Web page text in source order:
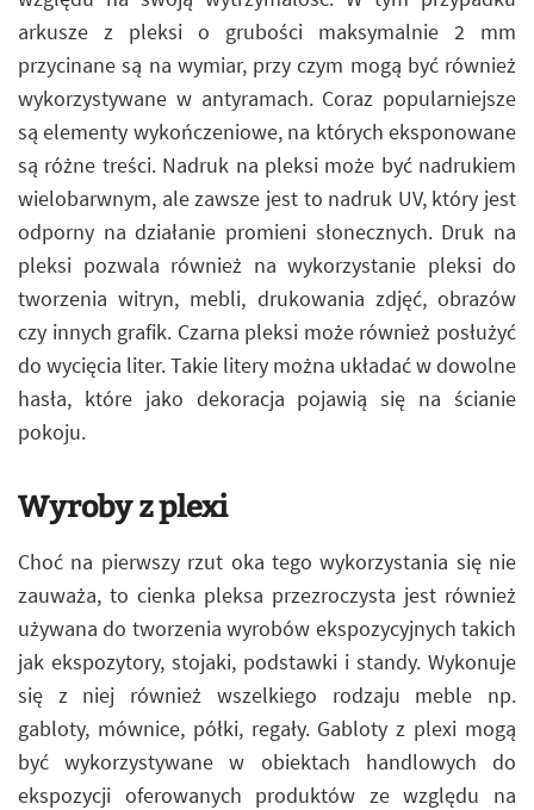
arkusze z pleksi o grubości maksymalnie 2 mm
przycinane są na wymiar, przy czym mogą być również
wykorzystywane w antyramach. Coraz popularniejsze
są elementy wykończeniowe, na których eksponowane
są różne treści. Nadruk na pleksi może być nadrukiem
wielobarwnym, ale zawsze jest to nadruk UV, który jest
odporny na działanie promieni słonecznych. Druk na
pleksi pozwala również na wykorzystanie pleksi do
tworzenia witryn, mebli, drukowania zdjęć, obrazów
czy innych grafik. Czarna pleksi może również posłużyć
do wycięcia liter. Takie litery można układać w dowolne
hasła, które jako dekoracja pojawią się na ścianie
pokoju.
Wyroby z plexi
Choć na pierwszy rzut oka tego wykorzystania się nie
zauważa, to cienka pleksa przezroczysta jest również
używana do tworzenia wyrobów ekspozycyjnych takich
jak ekspozytory, stojaki, podstawki i standy. Wykonuje
się z niej również wszelkiego rodzaju meble np.
gabloty, mównice, półki, regały. Gabloty z plexi mogą
być wykorzystywane w obiektach handlowych do
ekspozycji oferowanych produktów ze względu na